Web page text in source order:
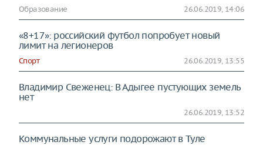
Образование 26.06.2019, 14:06
«8+17»: российский футбол попробует новый
лимит на легионеров
Спорт 26.06.2019, 13:55
Владимир Свеженец: В Адыгее пустующих земель
нет
26.06.2019, 13:52
Коммунальные услуги подорожают в Туле